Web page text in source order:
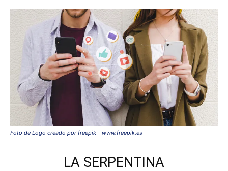
Foto de Logo creado por freepik - www.freepik.es
LA SERPENTINA